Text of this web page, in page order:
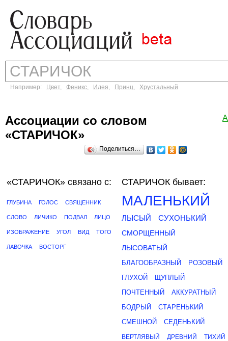
Например: Цвет, Феникс, Идея, Принц, Хрустальный
Ассоциации со словом
«СТАРИЧОК»
Поделиться…
«СТАРИЧОК» связано с:
ГЛУБИНА ГОЛОС СВЯЩЕННИК
СЛОВО ЛИЧИКО ПОДВАЛ ЛИЦО
ИЗОБРАЖЕНИЕ УГОЛ ВИД ТОГО
ЛАВОЧКА ВОСТОРГ
СТАРИЧОК бывает:
МАЛЕНЬКИЙ
ЛЫСЫЙ СУХОНЬКИЙ
СМОРЩЕННЫЙ
ЛЫСОВАТЫЙ
БЛАГООБРАЗНЫЙ
РОЗОВЫЙ
ГЛУХОЙ
ЩУПЛЫЙ
ПОЧТЕННЫЙ
АККУРАТНЫЙ
БОДРЫЙ
СТАРЕНЬКИЙ
СМЕШНОЙ
СЕДЕНЬКИЙ
ВЕРТЛЯВЫЙ ДРЕВНИЙ ТИХИЙ